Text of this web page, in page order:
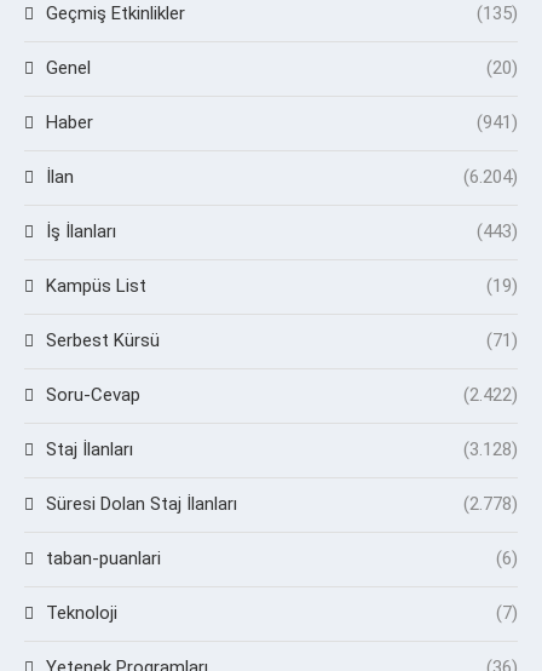
Geçmiş Etkinlikler (135)
Genel (20)
Haber (941)
İlan (6.204)
İş İlanları (443)
Kampüs List (19)
Serbest Kürsü (71)
Soru-Cevap (2.422)
Staj İlanları (3.128)
Süresi Dolan Staj İlanları (2.778)
taban-puanlari (6)
Teknoloji (7)